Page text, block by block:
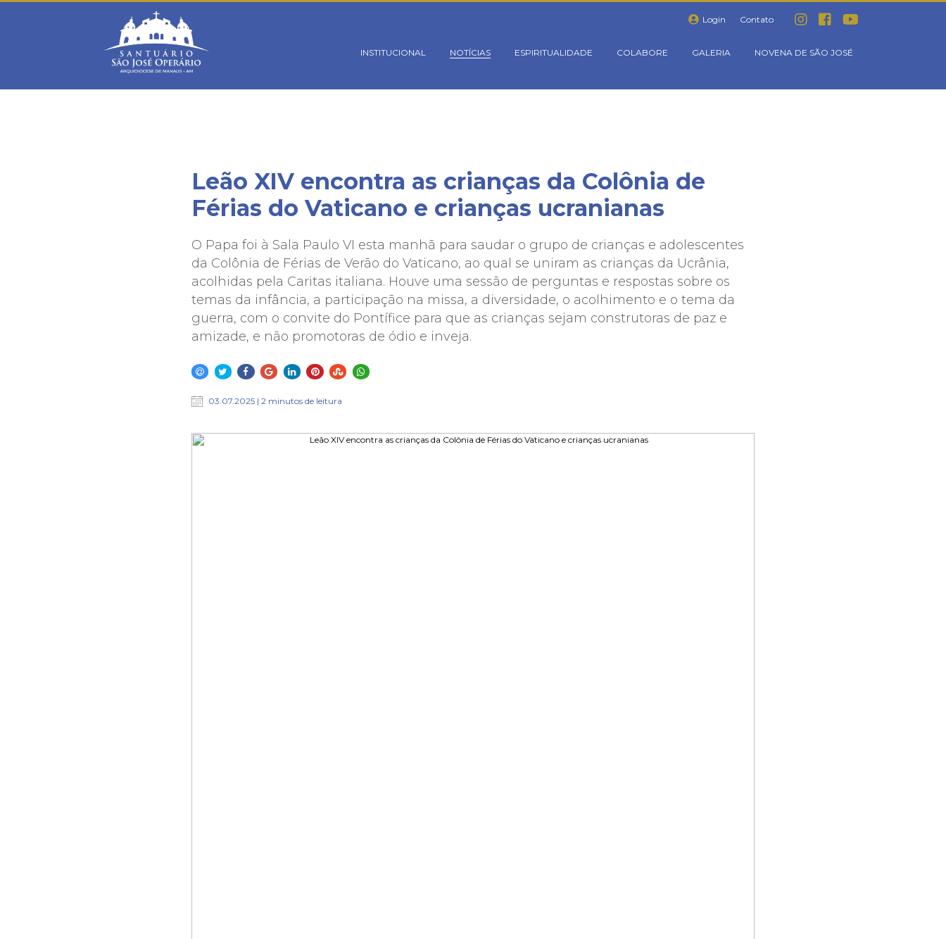
: mysqli_connect(): Headers and client library minor version mismatch. Headers:101113 Library:100505 in
/home/saojosemanaus/public_html/restrito/pg/configuracoes/_conectaBanco.php
Login Contato
INSTITUCIONAL NOTÍCIAS ESPIRITUALIDADE COLABORE GALERIA NOVENA DE SÃO JOSÉ
Leão XIV encontra as crianças da Colônia de
Férias do Vaticano e crianças ucranianas
O Papa foi à Sala Paulo VI esta manhã para saudar o grupo de crianças e adolescentes
da Colônia de Férias de Verão do Vaticano, ao qual se uniram as crianças da Ucrânia,
acolhidas pela Caritas italiana. Houve uma sessão de perguntas e respostas sobre os
temas da infância, a participação na missa, a diversidade, o acolhimento e o tema da
guerra, com o convite do Pontífice para que as crianças sejam construtoras de paz e
amizade, e não promotoras de ódio e inveja.
03.07.2025 | 2 minutos de leitura